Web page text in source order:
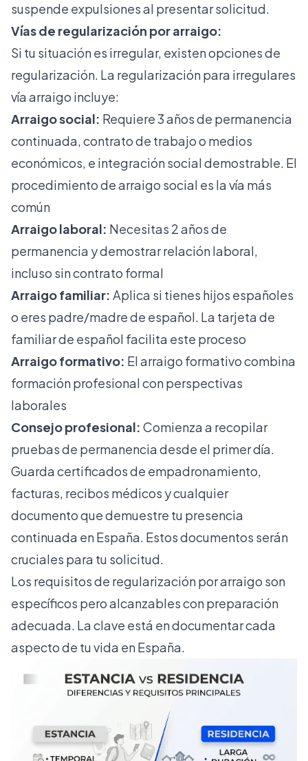
suspende expulsiones al presentar solicitud.
Vías de regularización por arraigo:
Si tu situación es irregular, existen opciones de
regularización. La regularización para irregulares
vía arraigo incluye:
Arraigo social: Requiere 3 años de permanencia
continuada, contrato de trabajo o medios
económicos, e integración social demostrable. El
procedimiento de arraigo social es la vía más
común
Arraigo laboral: Necesitas 2 años de
permanencia y demostrar relación laboral,
incluso sin contrato formal
Arraigo familiar: Aplica si tienes hijos españoles
o eres padre/madre de español. La tarjeta de
familiar de español facilita este proceso
Arraigo formativo: Elarraigo formativocombina
formación profesional con perspectivas
laborales
Consejo profesional: Comienza a recopilar
pruebas de permanencia desde el primer día.
Guarda certificados de empadronamiento,
facturas, recibos médicos y cualquier
documento que demuestre tu presencia
continuada en España. Estos documentos serán
cruciales para tu solicitud.
Los requisitos de regularización por arraigo son
específicos pero alcanzables con preparación
adecuada. La clave está en documentar cada
aspecto de tu vida en España.